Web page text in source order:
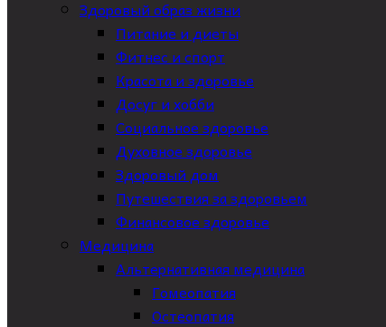
Здоровый образ жизни
Питание и диеты
Фитнес и спорт
Красота и здоровье
Досуг и хобби
Социальное здоровье
Духовное здоровье
Здоровый дом
Путешествия за здоровьем
Финансовое здоровье
Медицина
Альтернативная медицина
Гомеопатия
Остеопатия